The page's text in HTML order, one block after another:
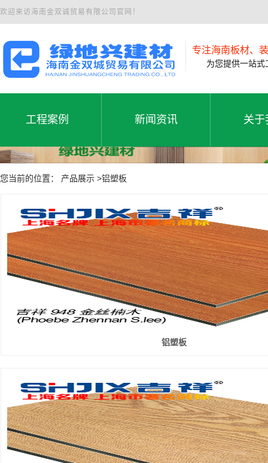
欢迎来访海南金双诚贸易有限公司官网！
专注海南板材、
为您提供一站式
工程案例
工程案例
工程案例
新闻资讯
公司新闻
关于
公
您当前的位置： 产品展示 >铝塑板
铝塑板